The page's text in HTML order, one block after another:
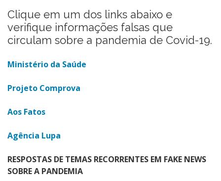
Clique em um dos links abaixo e
verifique informações falsas que
circulam sobre a pandemia de Covid-19.
Ministério da Saúde
Projeto Comprova
Aos Fatos
Agência Lupa
RESPOSTAS DE TEMAS RECORRENTES EM FAKE NEWS
SOBRE A PANDEMIA